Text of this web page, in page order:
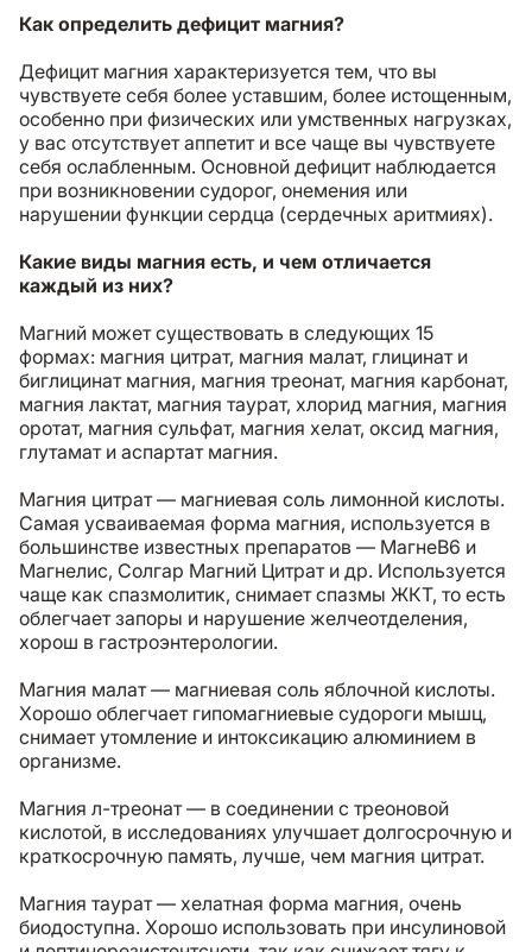
Как определить дефицит магния?
Дефицит магния характеризуется тем, что вы
чувствуете себя более уставшим, более истощенным,
особенно при физических или умственных нагрузках,
у вас отсутствует аппетит и все чаще вы чувствуете
себя ослабленным. Основной дефицит наблюдается
при возникновении судорог, онемения или
нарушении функции сердца (сердечных аритмиях).
Какие виды магния есть, и чем отличается
каждый из них?
Магний может существовать в следующих 15
формах: магния цитрат, магния малат, глицинат и
биглицинат магния, магния треонат, магния карбонат,
магния лактат, магния таурат, хлорид магния, магния
оротат, магния сульфат, магния хелат, оксид магния,
глутамат и аспартат магния.
Магния цитрат — магниевая соль лимонной кислоты.
Самая усваиваемая форма магния, используется в
большинстве известных препаратов — МагнеВ6 и
Магнелис, Солгар Магний Цитрат и др. Используется
чаще как спазмолитик, снимает спазмы ЖКТ, то есть
облегчает запоры и нарушение желчеотделения,
хорош в гастроэнтерологии.
Магния малат — магниевая соль яблочной кислоты.
Хорошо облегчает гипомагниевые судороги мышц,
снимает утомление и интоксикацию алюминием в
организме.
Магния л-треонат — в соединении с треоновой
кислотой, в исследованиях улучшает долгосрочную и
краткосрочную память, лучше, чем магния цитрат.
Магния таурат — хелатная форма магния, очень
биодоступна. Хорошо использовать при инсулиновой